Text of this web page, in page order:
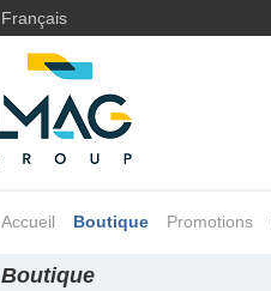
Français
Accueil Boutique Promotions
Boutique